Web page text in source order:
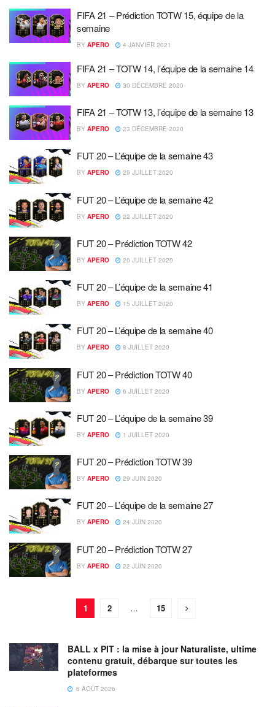
FIFA 21 – Prédiction TOTW 15, équipe de la
semaine
BY APERO 4 JANVIER 2021
FIFA 21 – TOTW 14, l’équipe de la semaine 14
BY APERO 30 DÉCEMBRE 2020
FIFA 21 – TOTW 13, l’équipe de la semaine 13
BY APERO 23 DÉCEMBRE 2020
FUT 20 – L’équipe de la semaine 43
BY APERO 29 JUILLET 2020
FUT 20 – L’équipe de la semaine 42
BY APERO 22 JUILLET 2020
FUT 20 – Prédiction TOTW 42
BY APERO 20 JUILLET 2020
FUT 20 – L’équipe de la semaine 41
BY APERO 15 JUILLET 2020
FUT 20 – L’équipe de la semaine 40
BY APERO 8 JUILLET 2020
FUT 20 – Prédiction TOTW 40
BY APERO 6 JUILLET 2020
FUT 20 – L’équipe de la semaine 39
BY APERO 1 JUILLET 2020
FUT 20 – Prédiction TOTW 39
BY APERO 29 JUIN 2020
FUT 20 – L’équipe de la semaine 27
BY APERO 24 JUIN 2020
FUT 20 – Prédiction TOTW 27
BY APERO 22 JUIN 2020
1 2 … 15
BALL x PIT : la mise à jour Naturaliste, ultime
contenu gratuit, débarque sur toutes les
plateformes
6 AOÛT 2026